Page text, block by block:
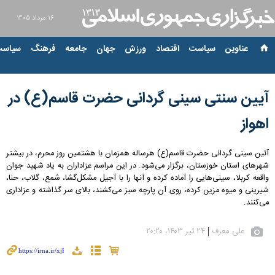
۱۶ مرداد ۱۴۰۵
عناوین‌ سیاست اقتصاد ورزش جهان جامعه فرهنگ
آیین سنتی سینی گردانی حضرت قاسم(ع) در
اهواز
آئین سینی گردانی حضرت قاسم(ع) هرساله همزمان با هشتمین روز محرم، در بیشتر
شهرهای استان خوزستان، برگزار می‌شود. در این مراسم عزاداران به یاد شهید جوان
واقعه کربلا، سینی‌هایی را آماده کرده و آنها را با آجیل مشکل‌گشا، شمع، گلاب، حنا،
شیرینی و میوه مزین کرده، روی آن پارچه سبز می‌کشند، بالای سر گذاشته و عزاداری
می‌کنند.
علی معرف ۲۴ تیر ۱۴۰۳، ۲۰:۲۰